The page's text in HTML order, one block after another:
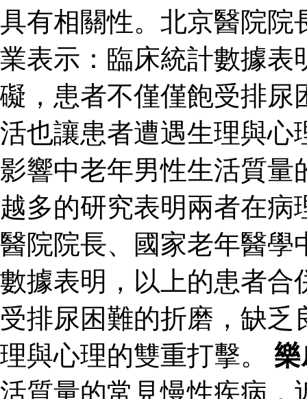
具有相關性。北京醫院院
業表示：臨床統計數據表
礙，患者不僅僅飽受排尿
活也讓患者遭遇生理與
影響中老年男性生活質量
越多的研究表明兩者在
醫院院長、國家老年醫學
數據表明，以上的患者合
受排尿困難的折磨，缺
理與心理的雙重打擊。
活質量的常見慢性疾病，